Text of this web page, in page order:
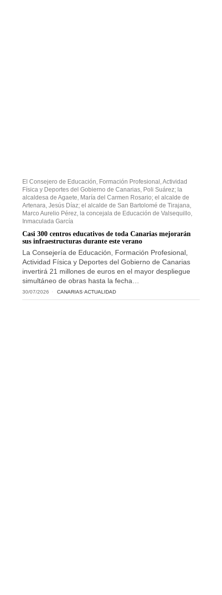
El Consejero de Educación, Formación Profesional, Actividad
Física y Deportes del Gobierno de Canarias, Poli Suárez; la
alcaldesa de Agaete, María del Carmen Rosario; el alcalde de
Artenara, Jesús Díaz; el alcalde de San Bartolomé de Tirajana,
Marco Aurelio Pérez, la concejala de Educación de Valsequillo,
Inmaculada García
Casi 300 centros educativos de toda Canarias mejorarán
sus infraestructuras durante este verano
La Consejería de Educación, Formación Profesional,
Actividad Física y Deportes del Gobierno de Canarias
invertirá 21 millones de euros en el mayor despliegue
simultáneo de obras hasta la fecha…
30/07/2026 CANARIAS·ACTUALIDAD